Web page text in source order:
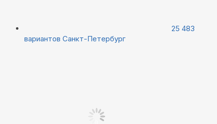
25 483
вариантов Санкт-Петербург